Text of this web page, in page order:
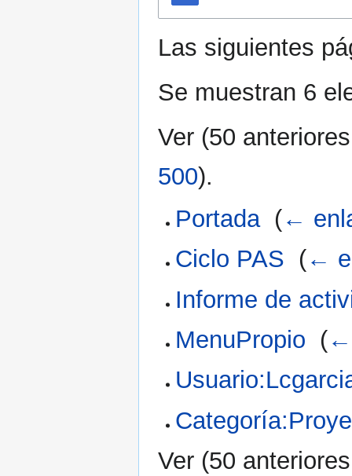
Las siguientes
Se muestran 6
Ver (50 anteriores
500).
Portada‎ (←
Ciclo PAS (←
Informe de
MenuPropio (←
Ver (50 anteriores